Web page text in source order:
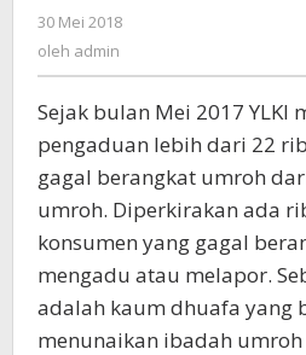
30 Mei 2018
oleh admin
Sejak bulan Mei 2017 YLKI
pengaduan lebih dari 22
gagal berangkat umroh
umroh. Diperkirakan ada
konsumen yang gagal
mengadu atau melapor.
adalah kaum dhuafa yang
menunaikan ibadah